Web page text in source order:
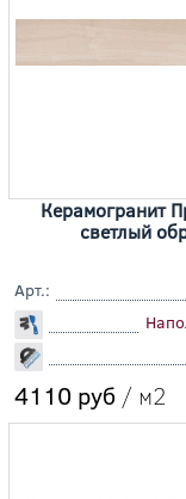
Керамогранит
светлый
Арт.:
4110 руб / м2